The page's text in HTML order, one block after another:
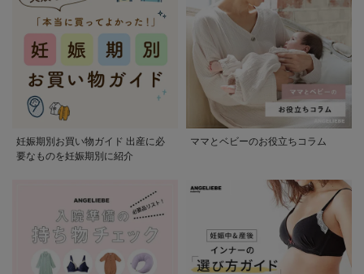
妊娠期別お買い物ガイド 出産に必
要なものを妊娠期別に紹介
ママとベビーのお役立ちコラム